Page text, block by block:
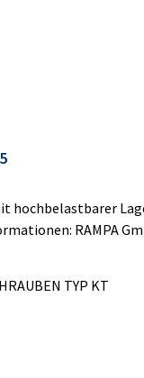
hochbelastbarer
RAMPA